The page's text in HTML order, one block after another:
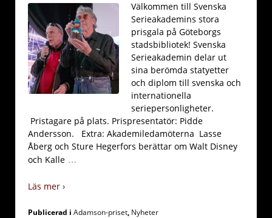
Välkommen till Svenska
Serieakademins stora
prisgala på Göteborgs
stadsbibliotek! Svenska
Serieakademin delar ut
sina berömda statyetter
och diplom till svenska och
internationella
seriepersonligheter.
Pristagare på plats. Prispresentatör: Pidde
Andersson. Extra: Akademiledamöterna Lasse
Åberg och Sture Hegerfors berättar om Walt Disney
och Kalle …
Läs mer ›
Publicerad i Adamson-priset, Nyheter